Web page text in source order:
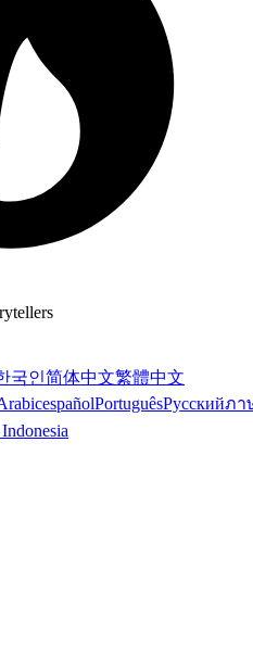
국인简体中文繁體中文
españolPortuguêsРусскийภา